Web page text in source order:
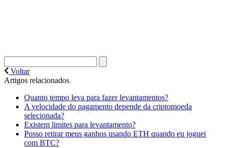
Voltar
Artigos relacionados
Quanto tempo leva para fazer levantamentos?
A velocidade do pagamento depende da criptomoeda
selecionada?
Existem limites para levantamento?
Posso retirar meus ganhos usando ETH quando eu joguei
com BTC?